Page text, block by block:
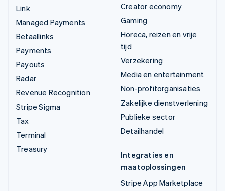
Link
Managed Payments
Betaallinks
Payments
Payouts
Radar
Revenue Recognition
Stripe Sigma
Tax
Terminal
Treasury
Creator economy
Gaming
Horeca, reizen en vrije
tijd
Verzekering
Media en entertainment
Non-profitorganisaties
Zakelijke dienstverlening
Publieke sector
Detailhandel
Integraties en
maatoplossingen
Stripe App Marketplace